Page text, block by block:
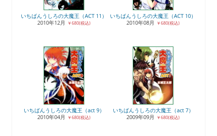
いちばんうしろの大魔王（ACT 11）
2010年12月
￥680(税込)
いちばんうしろの大魔王（ACT 10）
2010年08月
￥680(税込)
いちばんうしろの大魔王（act 9）
2010年04月
￥680(税込)
いちばんうしろの大魔王（act 7）
2009年09月
￥680(税込)